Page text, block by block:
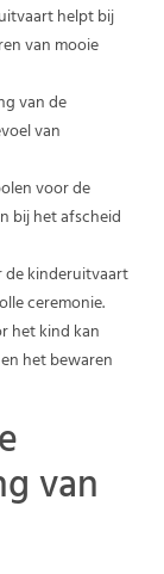
helpt bij
van mooie
van de
van
voor de
bij het afscheid
de kinderuitvaart
ceremonie.
het kind kan
het bewaren
van